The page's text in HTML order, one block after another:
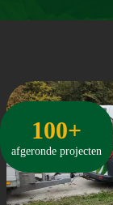
100+
afgeronde projecten